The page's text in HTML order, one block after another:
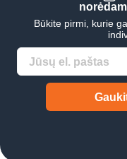
Būkite pirmi, kurie